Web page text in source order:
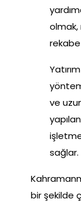
olmak,
ve
sağlar.
bir şekilde